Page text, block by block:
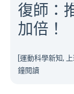
復師：
加倍！
[運動科學新知,
鐘閱讀